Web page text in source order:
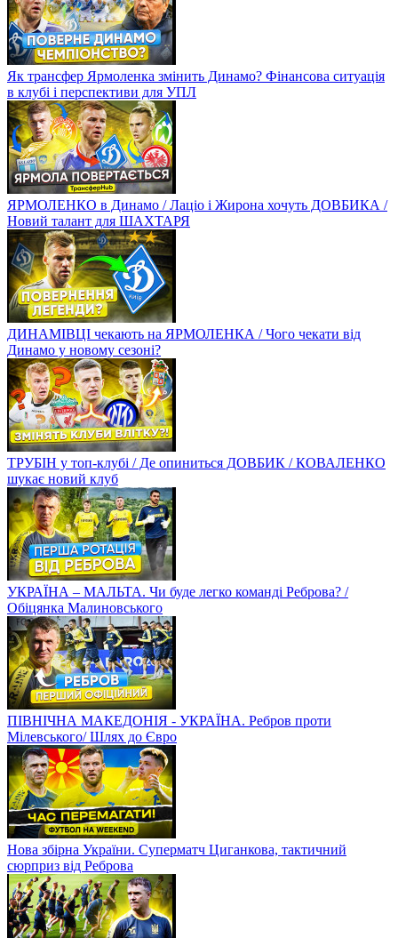
Як трансфер Ярмоленка змінить Динамо? Фінансова ситуація
в клубі і перспективи для УПЛ
ЯРМОЛЕНКО в Динамо / Лаціо і Жирона хочуть ДОВБИКА /
Новий талант для ШАХТАРЯ
ДИНАМІВЦІ чекають на ЯРМОЛЕНКА / Чого чекати від
Динамо у новому сезоні?
ТРУБІН у топ-клубі / Де опиниться ДОВБИК / КОВАЛЕНКО
шукає новий клуб
УКРАЇНА – МАЛЬТА. Чи буде легко команді Реброва? /
Обіцянка Малиновського
ПІВНІЧНА МАКЕДОНІЯ - УКРАЇНА. Ребров проти
Мілевського/ Шлях до Євро
Нова збірна України. Суперматч Циганкова, тактичний
сюрприз від Реброва